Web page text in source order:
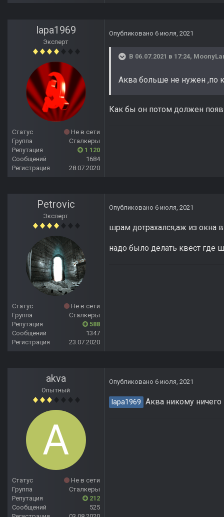
lapa1969
Эксперт
Статус
Не в сети
Группа
Сталкеры
Репутация
1 120
Сообщений
1684
Регистрация
28.07.2020
Опубликовано 6 июля, 2021
В 06.07.2021 в 17:24,
Аква больше не нужен ,по
Как бы он потом должен
Petrovic
Эксперт
Статус
Не в сети
Группа
Сталкеры
Репутация
588
Сообщений
1347
Регистрация
23.07.2020
Опубликовано 6 июля, 2021
шрам дотрахался,аж из окна
надо было делать квест где
akva
Опытный
Статус
Не в сети
Группа
Сталкеры
Репутация
212
Сообщений
525
Опубликовано 6 июля, 2021
lapa1969 Аква никому